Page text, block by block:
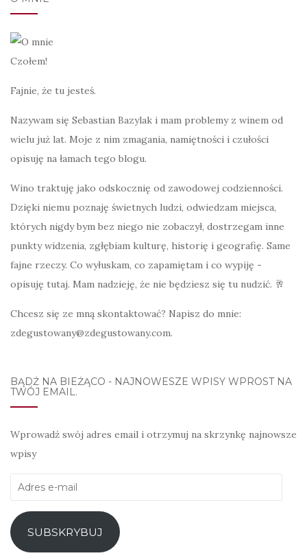
Czołem!
Fajnie, że tu jesteś.
Nazywam się Sebastian Bazylak i mam problemy z winem od
wielu już lat. Moje z nim zmagania, namiętności i czułości
opisuję na łamach tego blogu.
Wino traktuję jako odskocznię od zawodowej codzienności.
Dzięki niemu poznaję świetnych ludzi, odwiedzam miejsca,
których nigdy bym bez niego nie zobaczył, dostrzegam inne
punkty widzenia, zgłębiam kulturę, historię i geografię. Same
fajne rzeczy. Co wyłuskam, co zapamiętam i co wypiję -
opisuję tutaj. Mam nadzieję, że nie będziesz się tu nudzić. 🥂
Chcesz się ze mną skontaktować? Napisz do mnie:
zdegustowany@zdegustowany.com.
BĄDŹ NA BIEŻĄCO - NAJNOWESZE WPISY WPROST NA
TWÓJ EMAIL.
Wprowadź swój adres email i otrzymuj na skrzynkę najnowsze
wpisy
Adres
mail
SUBSKRYBUJ